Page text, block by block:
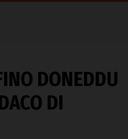
DONEDDU
DI